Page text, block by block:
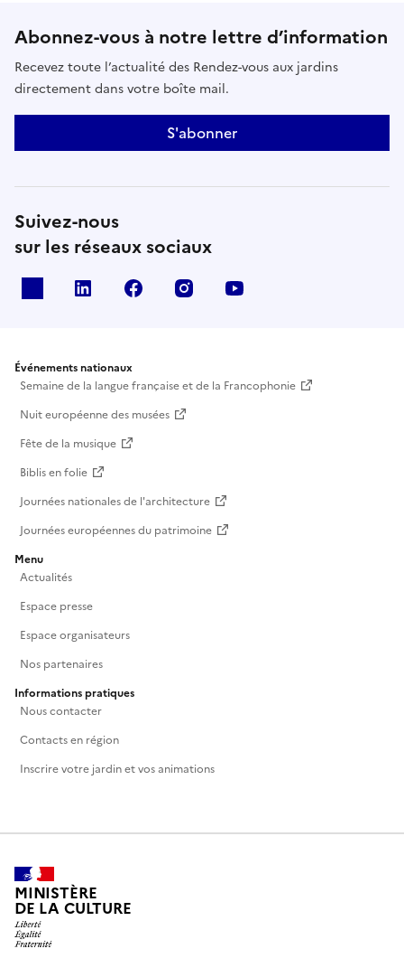
Abonnez-vous à notre lettre d’information
Recevez toute l’actualité des Rendez-vous aux jardins
directement dans votre boîte mail.
S'abonner
Suivez-nous
sur les réseaux sociaux
Linkedin Facebook Instagram
Événements nationaux
Semaine de la langue française et de la Francophonie
Nuit européenne des musées
Fête de la musique
Biblis en folie
Journées nationales de l'architecture
Journées européennes du patrimoine
Menu
Actualités
Espace presse
Espace organisateurs
Nos partenaires
Informations pratiques
Nous contacter
Contacts en région
Inscrire votre jardin et vos animations
MINISTÈRE
DE LA CULTURE